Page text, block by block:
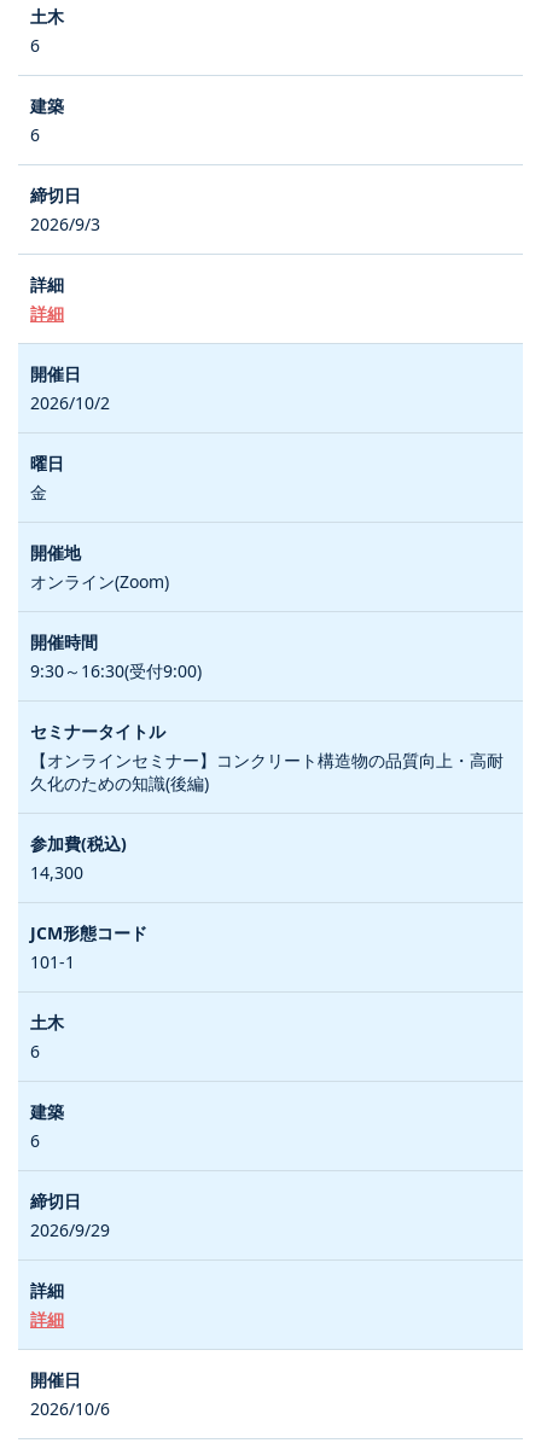
6
6
2026/9/3
詳細
2026/10/2
金
オンライン(Zoom)
9:30～16:30(受付9:00)
【オンラインセミナー】コンクリート構造物の品質向上・高耐
久化のための知識(後編)
14,300
101-1
6
6
2026/9/29
詳細
2026/10/6